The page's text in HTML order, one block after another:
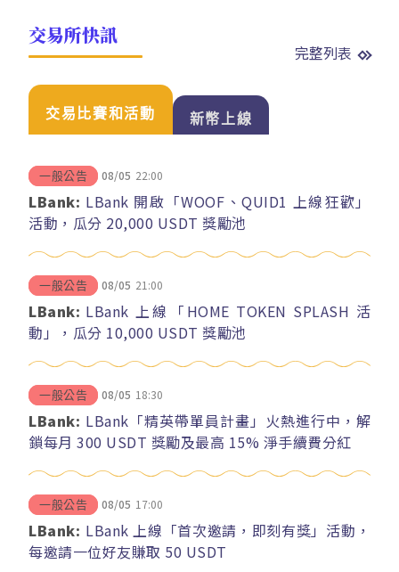
交易所快訊
完整列表
交易比賽和活動 新幣上線
一般公告 08/05 22:00
LBank: LBank 開啟「WOOF、QUID1 上線狂歡」
活動，瓜分 20,000 USDT 獎勵池
一般公告 08/05 21:00
LBank: LBank 上線「HOME TOKEN SPLASH 活
動」，瓜分 10,000 USDT 獎勵池
一般公告 08/05 18:30
LBank: LBank「精英帶單員計畫」火熱進行中，解
鎖每月 300 USDT 獎勵及最高 15% 淨手續費分紅
一般公告 08/05 17:00
LBank: LBank 上線「首次邀請，即刻有獎」活動，
每邀請一位好友賺取 50 USDT